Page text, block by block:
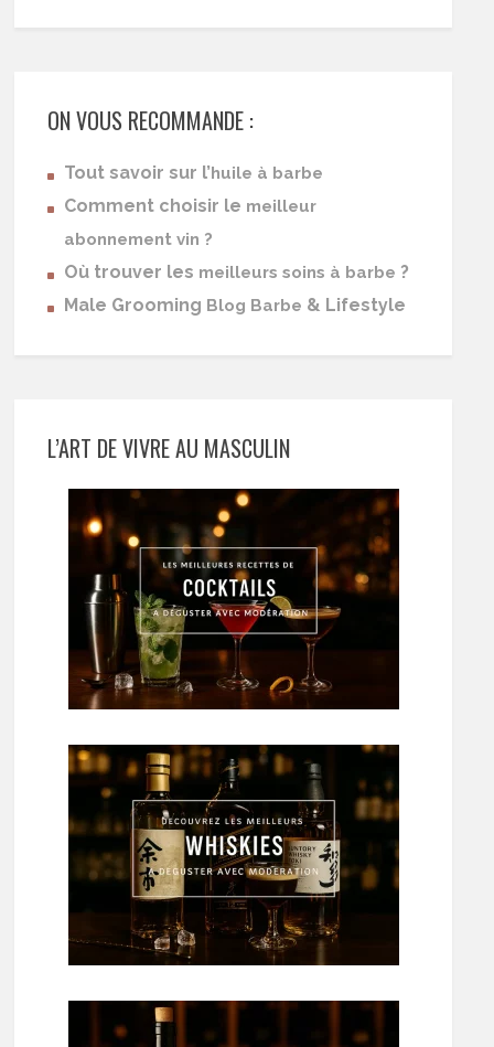
ON VOUS RECOMMANDE :
Tout savoir sur l’huile à barbe
Comment choisir le meilleur
abonnement vin ?
Où trouver les meilleurs soins à barbe ?
Male Grooming Blog Barbe & Lifestyle
L’ART DE VIVRE AU MASCULIN